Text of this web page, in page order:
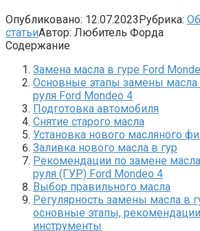
Опубликовано: 12.07.2023Рубрика:
статьиАвтор: Любитель Форда
Содержание
Замена масла в гуре Ford
Основные этапы замены масла
руля Ford Mondeo 4
Подготовка автомобиля
Снятие старого масла
Установка нового масляного
Заливка нового масла в гур
Рекомендации по замене
руля (ГУР) Ford Mondeo 4
Выбор правильного масла
Регулярность замены масла в
основные этапы,
инструменты